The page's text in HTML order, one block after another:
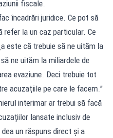
fiscale.
încadrări juridice. Ce pot să
refer la un caz particular. Ce
este că trebuie să ne uităm la
ne uităm la miliardele de
evaziune. Deci trebuie tot
acuzaţiile pe care le facem.”
interimar ar trebui să facă
lansate inclusiv de
un răspuns direct și a